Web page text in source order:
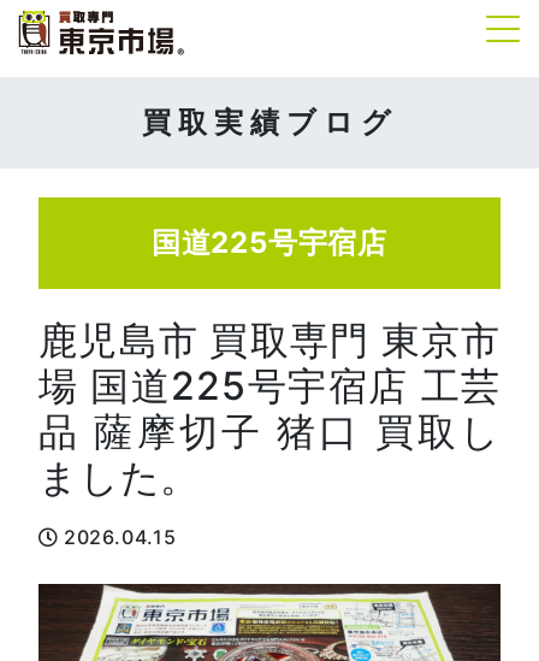
買取実績ブログ
国道225号宇宿店
鹿児島市 買取専門 東京市
場 国道225号宇宿店 工芸
品 薩摩切子 猪口 買取し
ました。
2026.04.15